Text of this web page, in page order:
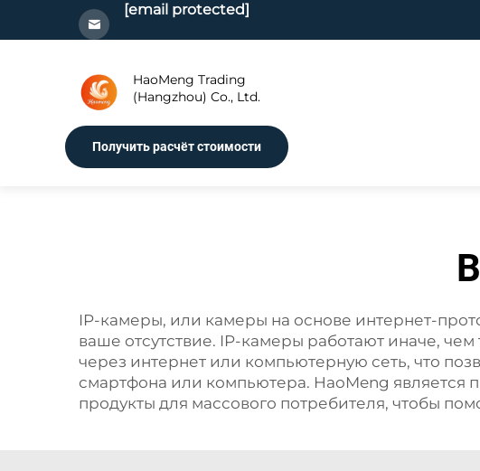
[email protected]
HaoMeng Trading
(Hangzhou) Co., Ltd.
Получить расчёт стоимости
IP-камеры, или камеры на основе интернет-
ваше отсутствие. IP-камеры работают иначе,
через интернет или компьютерную сеть, что
смартфона или компьютера. HaoMeng является
продукты для массового потребителя, чтобы